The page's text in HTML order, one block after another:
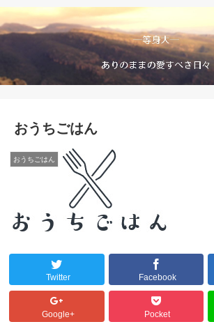
おうちごはん
おうちごはん
Twitter Facebook
Google+ Pocket